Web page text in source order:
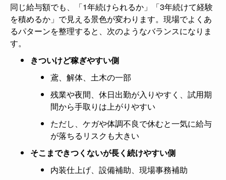
同じ給与額でも、「1年続けられるか」「3年続けて経験
を積めるか」で見える景色が変わります。現場でよくあ
るパターンを整理すると、次のようなバランスになりま
す。
きついけど稼ぎやすい側
鳶、解体、土木の一部
残業や夜間、休日出勤が入りやすく、試用期
間から手取りは上がりやすい
ただし、ケガや体調不良で休むと一気に給与
が落ちるリスクも大きい
そこまできつくないが長く続けやすい側
内装仕上げ、設備補助、現場事務補助